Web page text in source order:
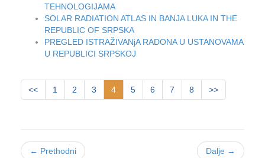
TEHNOLOGIJAMA
SOLAR RADIATION ATLAS IN BANJA LUKA IN THE
REPUBLIC OF SRPSKA
PREGLED ISTRAŽIVANjA RADONA U USTANOVAMA
U REPUBLICI SRPSKOJ
<< 1 2 3 4 5 6 7 8 >>
← Prethodni Dalje →